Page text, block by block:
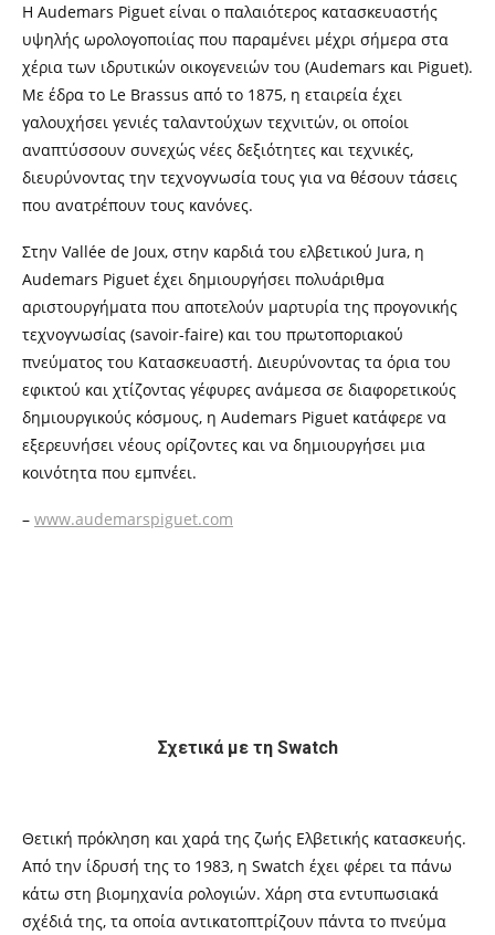
Η Audemars Piguet είναι ο παλαιότερος κατασκευαστής
υψηλής ωρολογοποιίας που παραμένει μέχρι σήμερα στα
χέρια των ιδρυτικών οικογενειών του (Audemars και Piguet).
Με έδρα το Le Brassus από το 1875, η εταιρεία έχει
γαλουχήσει γενιές ταλαντούχων τεχνιτών, οι οποίοι
αναπτύσσουν συνεχώς νέες δεξιότητες και τεχνικές,
διευρύνοντας την τεχνογνωσία τους για να θέσουν τάσεις
που ανατρέπουν τους κανόνες.
Στην Vallée de Joux, στην καρδιά του ελβετικού Jura, η
Audemars Piguet έχει δημιουργήσει πολυάριθμα
αριστουργήματα που αποτελούν μαρτυρία της προγονικής
τεχνογνωσίας (savoir-faire) και του πρωτοποριακού
πνεύματος του Κατασκευαστή. Διευρύνοντας τα όρια του
εφικτού και χτίζοντας γέφυρες ανάμεσα σε διαφορετικούς
δημιουργικούς κόσμους, η Audemars Piguet κατάφερε να
εξερευνήσει νέους ορίζοντες και να δημιουργήσει μια
κοινότητα που εμπνέει.
– www.audemarspiguet.com
Σχετικά με τη Swatch
Θετική πρόκληση και χαρά της ζωής Ελβετικής κατασκευής.
Από την ίδρυσή της το 1983, η Swatch έχει φέρει τα πάνω
κάτω στη βιομηχανία ρολογιών. Χάρη στα εντυπωσιακά
σχέδιά της, τα οποία αντικατοπτρίζουν πάντα το πνεύμα